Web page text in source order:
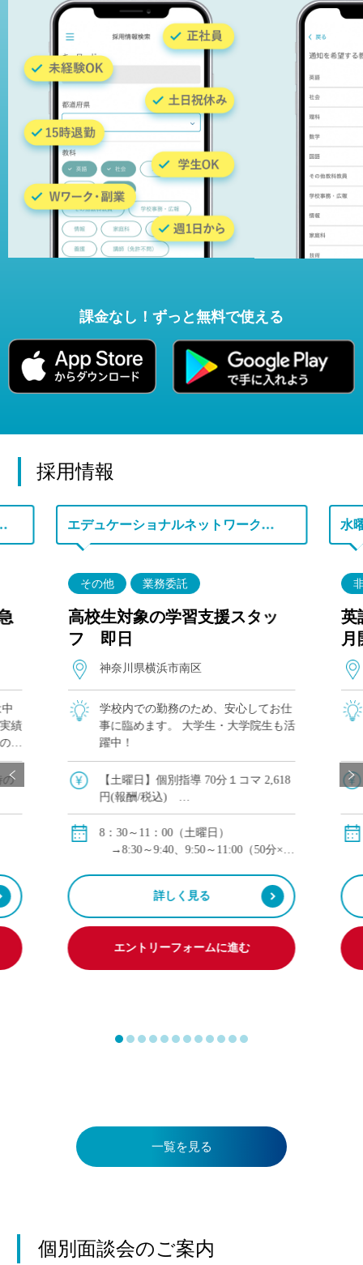
課金なし！ずっと無料で使える
採用情報
が多い学校で働いてみませんか？
績
駅
経
、
の
エデュケーショナルネットワークが学校より受託した学習支援のお仕事
その他 業務委託
高校生対象の学習支援スタッ
フ 即日
神奈川県横浜市南区
学校内での勤務のため、安心してお仕
事に臨めます。 大学生・大学院生も活
躍中！
【土曜日】個別指導 70分１コマ 2,618
円(報酬/税込)
交通費：全額支給
8：30～11：00（土曜日）
→8:30～9:40、9:50～11:00（50分×2
詳しく見る
エントリーフォームに進む
英
月
一覧を見る
個別面談会のご案内